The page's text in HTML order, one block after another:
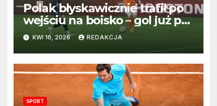
Polak błyskawicznie trafił po
wejściu na boisko – gol już po
22 sekundach!
KWI 16, 2026 REDAKCJA
SPORT